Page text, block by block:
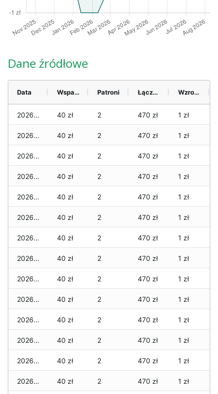
Dane źródłowe
Data Wsparcie Patroni Łącznie Wzrost (28 dni)
2026-08-09 40 zł 2 470 zł 1 zł
2026-08-08 40 zł 2 470 zł 1 zł
2026-08-07 40 zł 2 470 zł 1 zł
2026-08-06 40 zł 2 470 zł 1 zł
2026-08-05 40 zł 2 470 zł 1 zł
2026-08-04 40 zł 2 470 zł 1 zł
2026-08-03 40 zł 2 470 zł 1 zł
2026-08-02 40 zł 2 470 zł 1 zł
2026-08-01 40 zł 2 470 zł 1 zł
2026-07-31 40 zł 2 470 zł 1 zł
2026-07-29 40 zł 2 470 zł 1 zł
2026-07-28 40 zł 2 470 zł 1 zł
2026-07-27 40 zł 2 470 zł 1 zł
2026-07-26 40 zł 2 470 zł 1 zł